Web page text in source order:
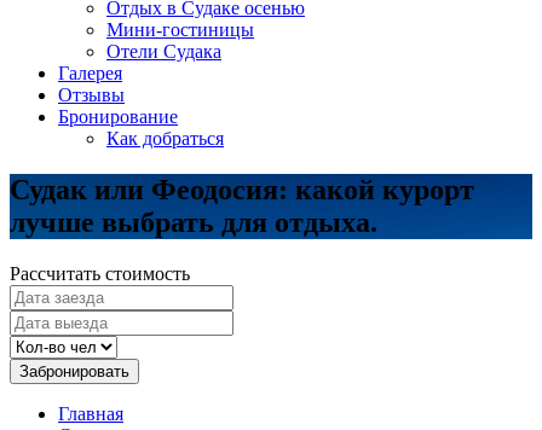
Отдых в Судаке осенью
Мини-гостиницы
Отели Судака
Галерея
Отзывы
Бронирование
Как добраться
Судак или Феодосия: какой курорт
лучше выбрать для отдыха.
Рассчитать стоимость
Забронировать
Главная